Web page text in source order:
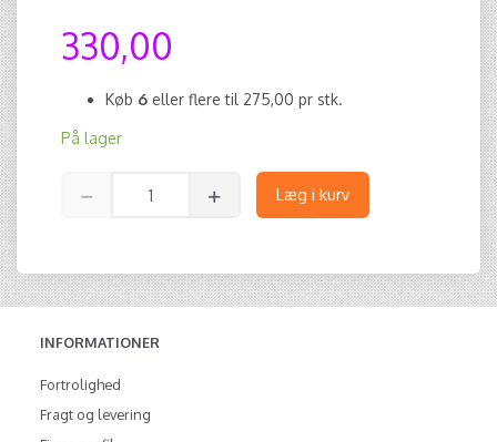
330,00
Køb 6 eller flere til 275,00 pr stk.
På lager
Læg i kurv
INFORMATIONER
Fortrolighed
Fragt og levering